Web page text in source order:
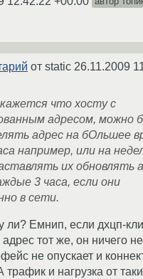
от static 26.11.2009
что хосту с
адресом, можно
адрес на бОльшее
например, или на
их обновлять
3 часа, если они
в сети.
ли? Емнип, если дхцп-
адрес тот же, он ничего
не опускает и
трафик и нагрузка от